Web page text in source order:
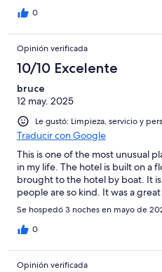
0
Opinión verificada
10/10 Excelente
bruce
12 may. 2025
Le gustó: Limpieza, servicio y
Traducir con Google
This is one of the most unusual
in my life. The hotel is built on a
brought to the hotel by boat. It
people are so kind. It was a
Se hospedó 3 noches en mayo de
0
Opinión verificada